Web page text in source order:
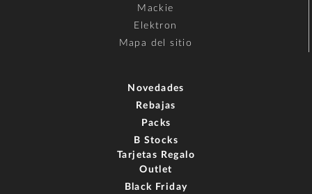
Mackie
Elektron
Mapa del sitio
Novedades
Rebajas
Packs
B Stocks
Tarjetas Regalo
Outlet
Black Friday